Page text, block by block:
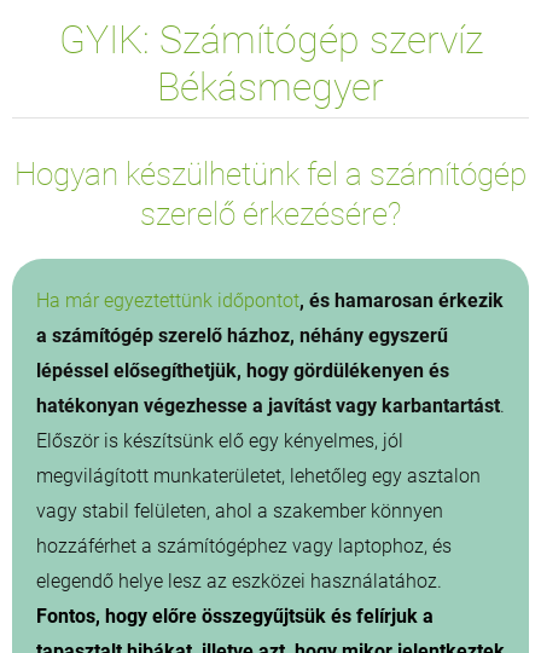
GYIK: Számítógép szervíz
Békásmegyer
Hogyan készülhetünk fel a számítógép
szerelő érkezésére?
Ha már egyeztettünk időpontot, és hamarosan érkezik
a számítógép szerelő házhoz, néhány egyszerű
lépéssel elősegíthetjük, hogy gördülékenyen és
hatékonyan végezhesse a javítást vagy karbantartást.
Először is készítsünk elő egy kényelmes, jól
megvilágított munkaterületet, lehetőleg egy asztalon
vagy stabil felületen, ahol a szakember könnyen
hozzáférhet a számítógéphez vagy laptophoz, és
elegendő helye lesz az eszközei használatához.
Fontos, hogy előre összegyűjtsük és felírjuk a